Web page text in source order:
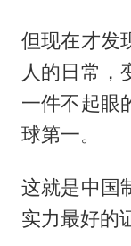
但现在才发
人的日常，
一件不起眼
球第一。
这就是中国
实力最好的